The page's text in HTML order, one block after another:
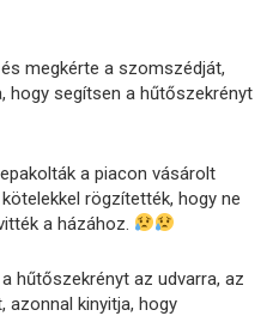
megkérte a szomszédját,
hogy segítsen a hűtőszekrényt
a piacon vásárolt
rögzítették, hogy ne
a házához.
hűtőszekrényt az udvarra, az
azonnal kinyitja, hogy